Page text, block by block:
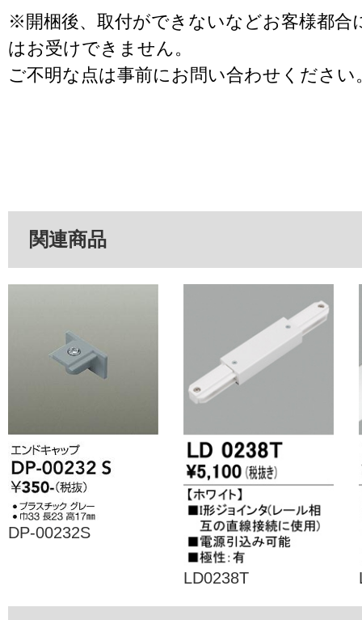
※開梱後、取付ができないなどお客様都合
はお受けできません。
ご不明な点は事前にお問い合わせください
関連商品
DP-00232S
LD0238T